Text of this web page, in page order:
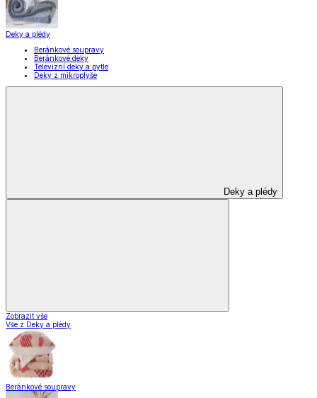
Deky a plédy
Beránkové soupravy
Beránkové deky
Televizní deky a pytle
Deky z mikroplyše
Deky a plédy
Zobrazit vše
Vše z Deky a plédy
Beránkové soupravy